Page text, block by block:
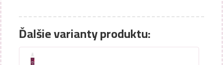
Ďalšie varianty produktu: